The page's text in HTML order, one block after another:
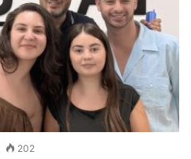
202